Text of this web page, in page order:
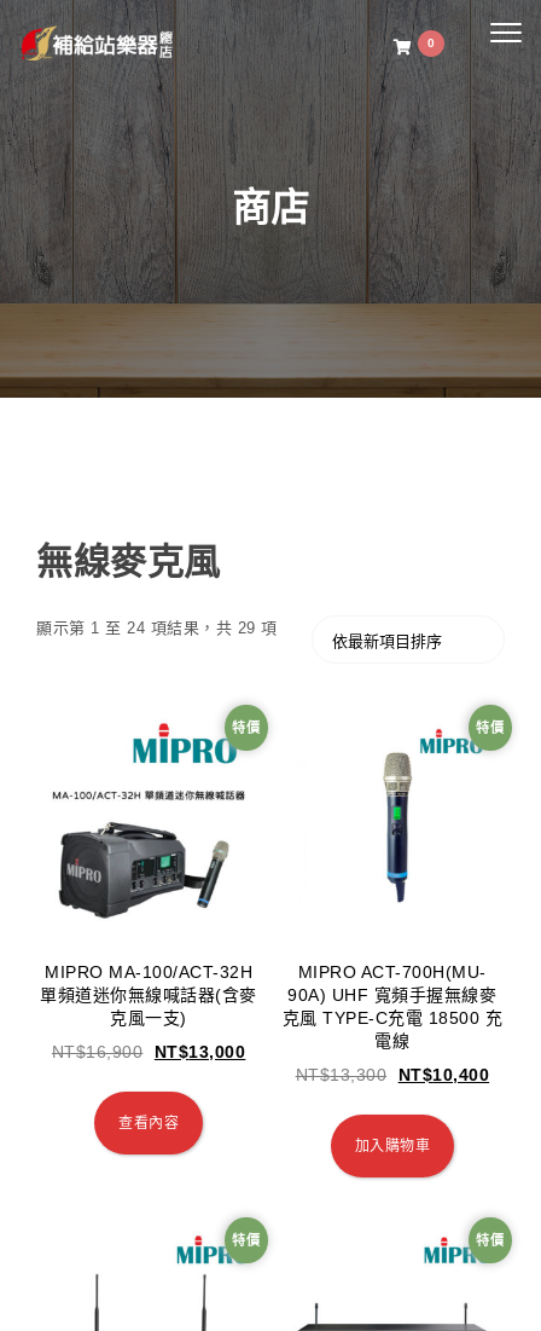
0
商店
無線麥克風
顯示第 1 至 24 項結果，共 29 項
特價
MIPRO MA-100/ACT-32H
單頻道迷你無線喊話器(含麥
克風一支)
NT$16,900 NT$13,000
查看內容
特價
MIPRO ACT-700H(MU-
90A) UHF 寬頻手握無線麥
克風 TYPE-C充電 18500 充
電線
NT$13,300 NT$10,400
加入購物車
特價 特價